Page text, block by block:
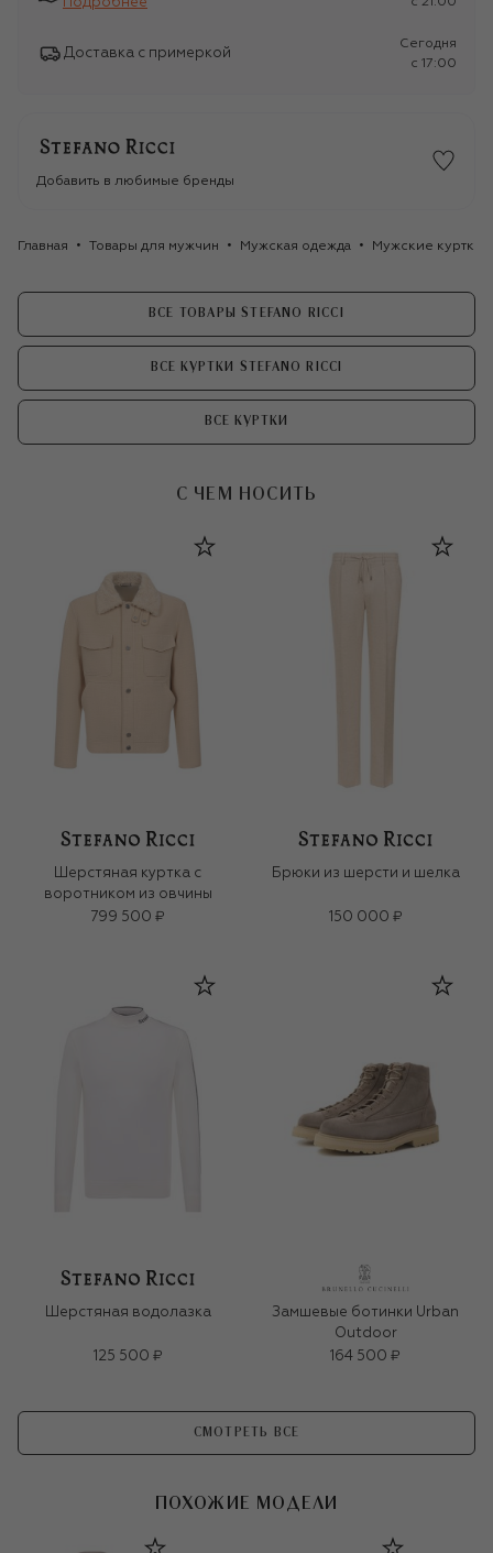
Доставка с примеркой
Сегодня
c 17:00
Добавить в любимые бренды
Главная Товары для мужчин Мужская одежда Мужские куртки
ВСЕ ТОВАРЫ STEFANO RICCI
ВСЕ КУРТКИ STEFANO RICCI
ВСЕ КУРТКИ
С ЧЕМ НОСИТЬ
Шерстяная куртка с
воротником из овчины
799 500 ₽
Брюки из шерсти и шелка
150 000 ₽
Шерстяная водолазка
125 500 ₽
Замшевые ботинки Urban
Outdoor
164 500 ₽
СМОТРЕТЬ ВСЕ
ПОХОЖИЕ МОДЕЛИ